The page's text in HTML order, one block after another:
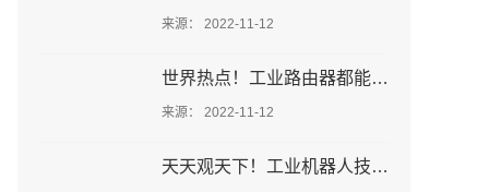
来源： 2022-11-12
世界热点！工业路由器都能应用在哪些场景
来源： 2022-11-12
天天观天下！工业机器人技术人员需要掌握哪些技能？